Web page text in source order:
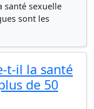
santé sexuelle
sont les
t-il la santé
de 50